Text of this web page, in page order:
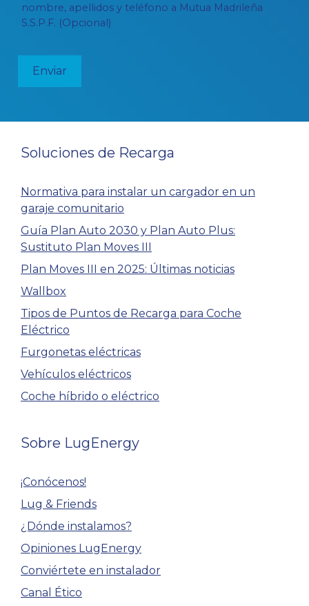
nombre, apellidos y teléfono a Mutua Madrileña
S.S.P.F. (Opcional)
Soluciones de Recarga
Normativa para instalar un cargador en un
garaje comunitario
Guía Plan Auto 2030 y Plan Auto Plus:
Sustituto Plan Moves III
Plan Moves III en 2025: Últimas noticias
Wallbox
Tipos de Puntos de Recarga para Coche
Eléctrico
Furgonetas eléctricas
Vehículos eléctricos
Coche híbrido o eléctrico
Sobre LugEnergy
¡Conócenos!
Lug & Friends
¿Dónde instalamos?
Opiniones LugEnergy
Conviértete en instalador
Canal Ético